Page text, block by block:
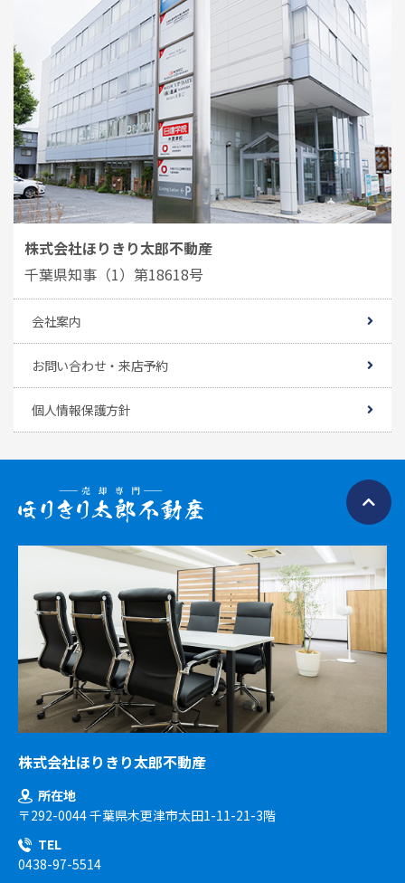
株式会社ほりきり太郎不動産
千葉県知事（1）第18618号
会社案内
お問い合わせ・来店予約
個人情報保護方針
株式会社ほりきり太郎不動産
所在地
〒292-0044 千葉県木更津市太田1-11-21-3階
TEL
0438-97-5514